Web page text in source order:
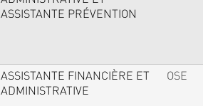
ASSISTANTE PRÉVENTION
ASSISTANTE FINANCIÈRE ET
ADMINISTRATIVE
OSE